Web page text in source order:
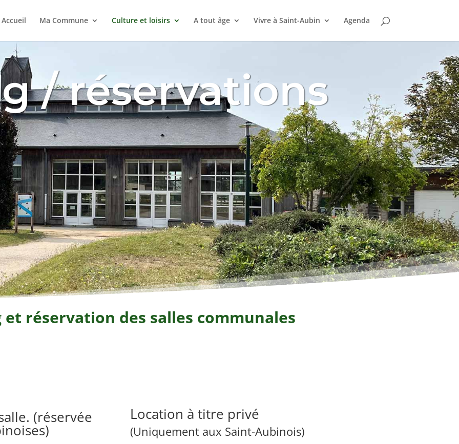
Accueil Ma Commune Culture et loisirs A tout âge Vivre à Saint-Aubin Agenda
/ réservations
et réservation des salles communales
(réservée Location à titre privé
(Uniquement aux Saint-Aubinois)